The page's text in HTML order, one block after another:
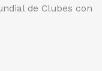
de Clubes con